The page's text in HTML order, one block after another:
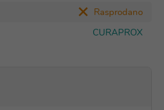
Rasprodano
CURAPROX